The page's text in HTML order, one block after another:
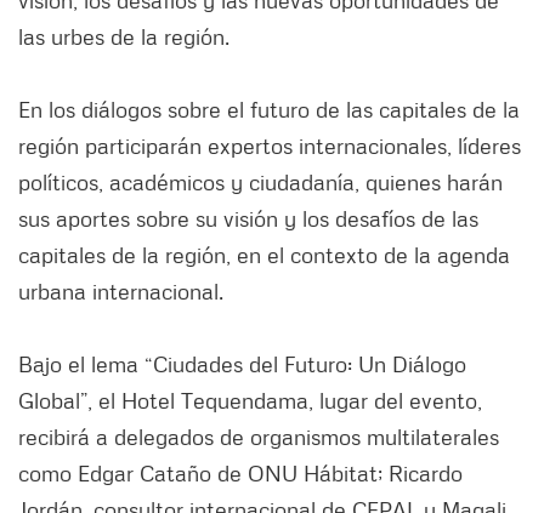
las urbes de la región.
En los diálogos sobre el futuro de las capitales de la
región participarán expertos internacionales, líderes
políticos, académicos y ciudadanía, quienes harán
sus aportes sobre su visión y los desafíos de las
capitales de la región, en el contexto de la agenda
urbana internacional.
Bajo el lema “Ciudades del Futuro: Un Diálogo
Global”, el Hotel Tequendama, lugar del evento,
recibirá a delegados de organismos multilaterales
como Edgar Cataño de ONU Hábitat; Ricardo